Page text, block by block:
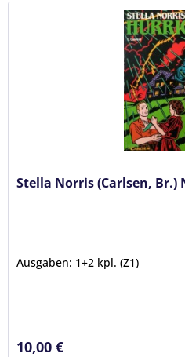
Stella Norris (Carlsen, Br.)
Ausgaben: 1+2 kpl. (Z1)
10,00 €